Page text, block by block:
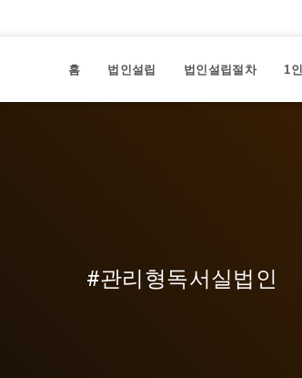
홈 법인설립 법인설립절차 1
#관리형독서실법인